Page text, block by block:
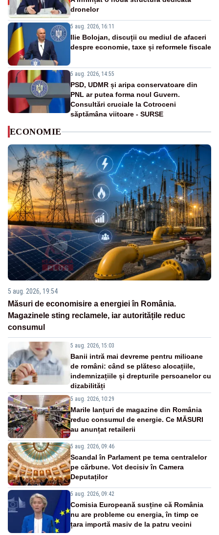
dronelor
5 aug. 2026, 16:11
Ilie Bolojan, discuții cu mediul de afaceri
despre economie, taxe și reformele fiscale
5 aug. 2026, 14:55
PSD, UDMR și aripa conservatoare din
PNL ar putea forma noul Guvern.
Consultări cruciale la Cotroceni
săptămâna viitoare - SURSE
ECONOMIE
5 aug. 2026, 19:54
Măsuri de economisire a energiei în România.
Magazinele sting reclamele, iar autoritățile reduc
consumul
5 aug. 2026, 15:03
Banii intră mai devreme pentru milioane
de români: când se plătesc alocațiile,
indemnizațiile și drepturile persoanelor cu
dizabilități
5 aug. 2026, 10:29
Marile lanțuri de magazine din România
reduc consumul de energie. Ce MĂSURI
au anunțat retailerii
5 aug. 2026, 09:46
Scandal în Parlament pe tema centralelor
pe cărbune. Vot decisiv în Camera
Deputaților
5 aug. 2026, 09:42
Comisia Europeană susține că România
nu are probleme cu energia, în timp ce
țara importă masiv de la patru vecini